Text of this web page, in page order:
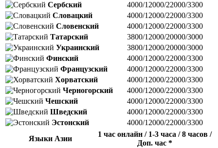
Сербский
4000/12000/22000/3300
Словацкий
4000/12000/22000/3300
Словенский
4000/12000/22000/3300
Татарский
3800/12000/20000/3000
Украинский
3800/12000/20000/3000
Финский
4000/12000/22000/3300
Французский
4000/12000/22000/3300
Хорватский
4000/12000/22000/3300
Черногорский
4000/12000/22000/3300
Чешский
4000/12000/22000/3300
Шведский
4000/12000/22000/3300
Эстонский
4000/12000/22000/3300
Языки Азии
1 час онлайн / 1-3 часа / 8 часов /
Доп. час *